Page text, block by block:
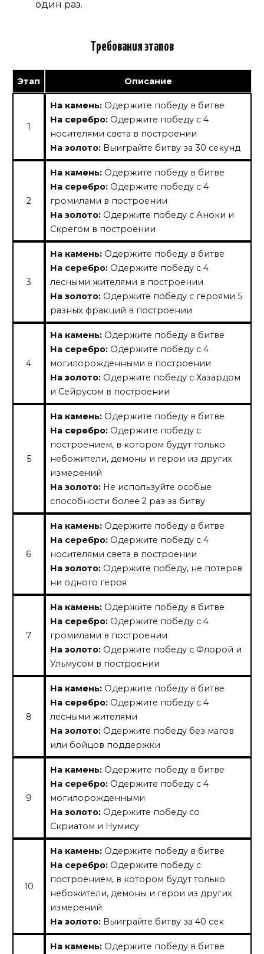
один раз.
Требования этапов
Этап Описание
1
На камень: Одержите победу в битве
На серебро: Одержите победу с 4
носителями света в построении
На золото: Выиграйте битву за 30 секунд
2
На камень: Одержите победу в битве
На серебро: Одержите победу с 4
громилами в построении
На золото: Одержите победу с Аноки и
Скрегом в построении
3
На камень: Одержите победу в битве
На серебро: Одержите победу с 4
лесными жителями в построении
На золото: Одержите победу с героями 5
разных фракций в построении
4
На камень: Одержите победу в битве
На серебро: Одержите победу с 4
могилорожденными в построении
На золото: Одержите победу с Хазардом
и Сейрусом в построении
5
На камень: Одержите победу в битве
На серебро: Одержите победу с
построением, в котором будут только
небожители, демоны и герои из других
измерений
На золото: Не используйте особые
способности более 2 раз за битву
6
На камень: Одержите победу в битве
На серебро: Одержите победу с 4
носителями света в построении
На золото: Одержите победу, не потеряв
ни одного героя
7
На камень: Одержите победу в битве
На серебро: Одержите победу с 4
громилами в построении
На золото: Одержите победу с Флорой и
Ульмусом в построении
8
На камень: Одержите победу в битве
На серебро: Одержите победу с 4
лесными жителями
На золото: Одержите победу без магов
или бойцов поддержки
9
На камень: Одержите победу в битве
На серебро: Одержите победу с 4
могилорожденными
На золото: Одержите победу со
Скриатом и Нумису
10
На камень: Одержите победу в битве
На серебро: Одержите победу с
построением, в котором будут только
небожители, демоны и герои из других
измерений
На золото: Выиграйте битву за 40 сек
На камень: Одержите победу в битве